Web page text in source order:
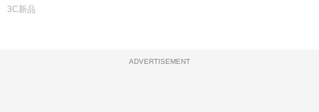
3C新品
ADVERTISEMENT